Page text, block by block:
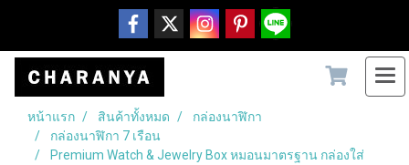
หน้าแรก สินค้าทั้งหมด
กล่องนาฬิกา
กล่องนาฬิกา 7 เรือน
Premium Watch & Jewelry Box หมอนมาตรฐาน กล่องใส่